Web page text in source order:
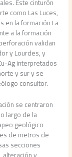
como Las Luces,
en la formación La
a la formación
validan
y Lourdes, y
Ag interpretados
y sur y se
consultor.
se centraron
largo de la
geológico
de metros de
secciones